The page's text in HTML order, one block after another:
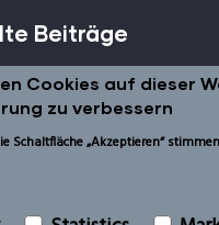
Beiträge
Cookies auf dieser
zu verbessern
Schaltfläche „Akzeptieren“